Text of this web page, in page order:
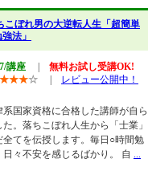
こぼれ男の大逆転人生「超簡単
法」
講座
無料お試し受講OK!
★★★☆ レビュー公開中！
国家資格に合格した講師が自ら
。落ちこぼれ人生から「士業」
てを伝授します。毎日○時間勉
々不安を感じるばかり。 自 ...